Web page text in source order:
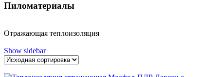
Пиломатериалы
Отражающая теплоизоляция
Show sidebar